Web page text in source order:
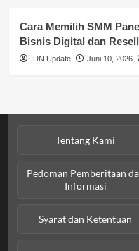
Cara Memilih SMM
Bisnis Digital dan
IDN Update Juni 10, 2026
Tentang Kami
Pedoman Pemberitaan
Informasi
Syarat dan Ketentuan